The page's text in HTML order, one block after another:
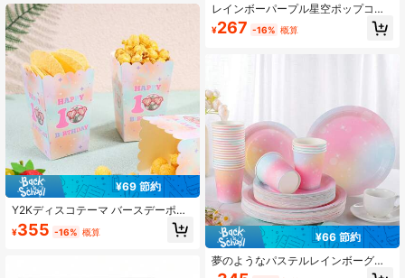
女の子の誕生日 ベビーシャワー ブラ
イダルシャワー ボヘミアンシック 集
まり パーティー用品 テーブルデコレ
ーション必需品
¥69 節約
Y2Kディスコテーマ バースデーポッ
プコーントリートボックス、パステ
ルグラデーション&ハートファッショ
¥355 -16% 概算
レインボーパープル星空ポップコー
ン紙箱、光沢のあるソフトカラープ
リントの使い捨て紙製スナック容
外バーベキュー、パーティーの記念
品、キャンディービュッフェ、デザ
ートテーブルの装飾に適していま
す、丈夫なポップコーン紙箱、複数
のサイズが利用可能、10/20/50/100
個入り、様々な大人の祝賀行事に適
しています
¥267 -16% 概算
¥66 節約
夢のようなパステルレインボーグラ
デーション星柄使い捨てパーティー